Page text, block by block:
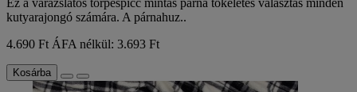
Ez a varázslatos törpespicc mintás párna tökéletes választás minden
kutyarajongó számára. A párnahuz..
4.690 Ft ÁFA nélkül: 3.693 Ft
Kosárba